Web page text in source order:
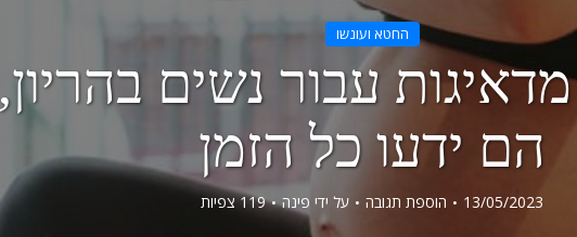
החטא ועונשו
עבור נשים בהריון,
הם ידעו כל הזמן
13/05/2023 הוספת תגובה על ידי פינה 119 צפיות